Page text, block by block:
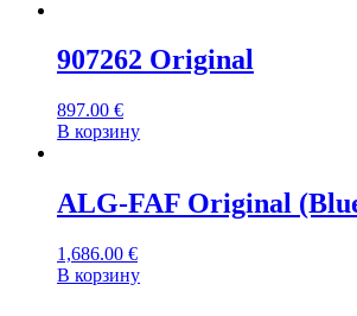
907262 Original
897.00 €
В корзину
ALG-FAF Original
1,686.00 €
В корзину